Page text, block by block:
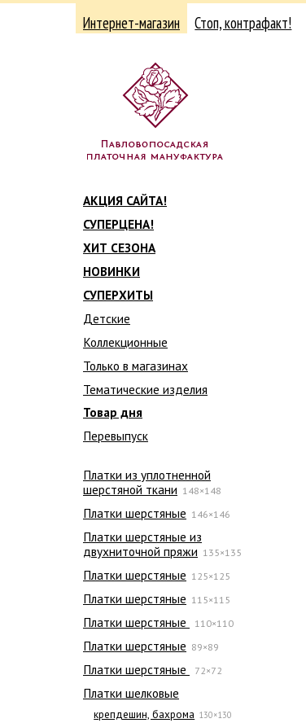
Интернет-магазин Стоп, контрафакт!
АКЦИЯ САЙТА!
СУПЕРЦЕНА!
ХИТ СЕЗОНА
НОВИНКИ
СУПЕРХИТЫ
Детские
Коллекционные
Только в магазинах
Тематические изделия
Товар дня
Перевыпуск
Платки из уплотненной
шерстяной ткани 148×148
Платки шерстяные 146×146
Платки шерстяные из
двухниточной пряжи 135×135
Платки шерстяные 125×125
Платки шерстяные 115×115
Платки шерстяные 110×110
Платки шерстяные 89×89
Платки шерстяные 72×72
Платки шелковые
крепдешин, бахрома 130×130